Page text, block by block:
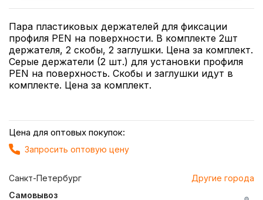
Пара пластиковых держателей для фиксации
профиля PEN на поверхности. В комплекте 2шт
держателя, 2 скобы, 2 заглушки. Цена за комплект.
Серые держатели (2 шт.) для установки профиля
PEN на поверхность. Скобы и заглушки идут в
комплекте. Цена за комплект.
Цена для оптовых покупок:
Запросить оптовую цену
Санкт-Петербург
Другие города
Самовывоз